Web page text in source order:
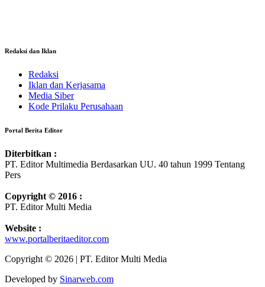
Redaksi dan Iklan
Redaksi
Iklan dan Kerjasama
Media Siber
Kode Prilaku Perusahaan
Portal Berita Editor
Diterbitkan :
PT. Editor Multimedia Berdasarkan UU. 40 tahun 1999 Tentang
Pers
Copyright © 2016 :
PT. Editor Multi Media
Website :
www.portalberitaeditor.com
Copyright © 2026 | PT. Editor Multi Media
Developed by Sinarweb.com